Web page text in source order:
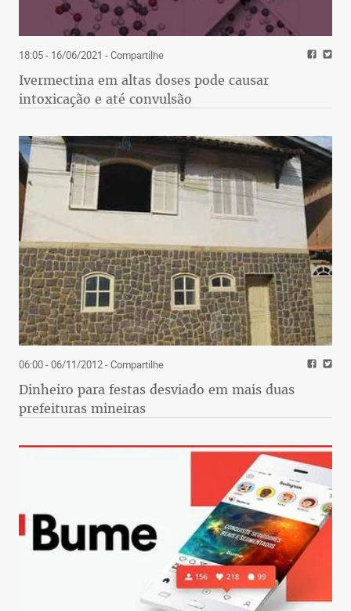
18:05 - 16/06/2021 - Compartilhe
Ivermectina em altas doses pode causar
intoxicação e até convulsão
06:00 - 06/11/2012- Compartilhe
Dinheiro para festas desviado em mais duas
prefeituras mineiras